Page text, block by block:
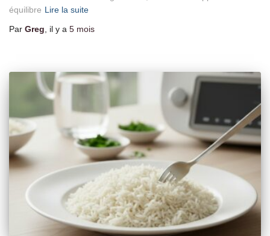
équilibre Lire la suite
Par Greg , il y a 5 mois